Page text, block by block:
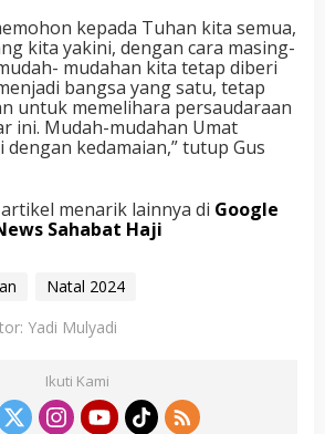
kepada Tuhan kita semua,
kita yakini, dengan cara masing-
mudahan kita tetap diberi
bangsa yang satu, tetap
untuk memelihara persaudaraan
ini. Mudah-mudahan Umat
kedamaian,” tutup Gus
menarik lainnya di Google
Sahabat Haji
Natal 2024
Yadi Mulyadi
Ikuti Kami